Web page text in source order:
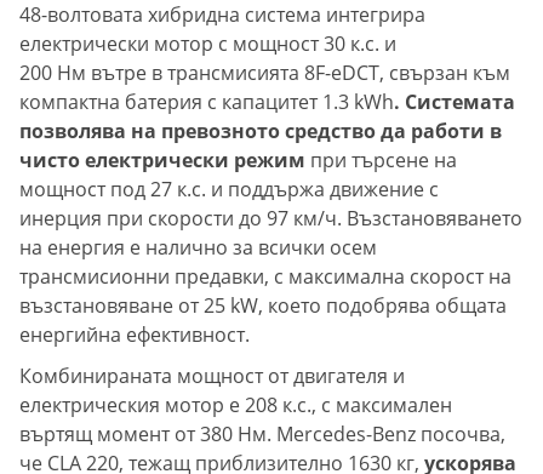
48-волтовата хибридна система интегрира
електрически мотор с мощност 30 к.с. и
200 Нм вътре в трансмисията 8F-eDCT, свързан към
компактна батерия с капацитет 1.3 kWh. Системата
позволява на превозното средство да работи в
чисто електрически режим при търсене на
мощност под 27 к.с. и поддържа движение с
инерция при скорости до 97 км/ч. Възстановяването
на енергия е налично за всички осем
трансмисионни предавки, с максимална скорост на
възстановяване от 25 kW, което подобрява общата
енергийна ефективност.
Комбинираната мощност от двигателя и
електрическия мотор е 208 к.с., с максимален
въртящ момент от 380 Нм. Mercedes-Benz посочва,
че CLA 220, тежащ приблизително 1630 кг, ускорява